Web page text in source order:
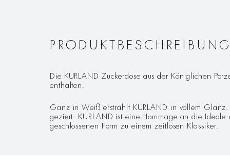
PRODUKTBESCHREIBUNG
Die KURLAND Zuckerdose aus der Königlichen
enthalten.
Ganz in Weiß erstrahlt KURLAND in vollem
geziert. KURLAND ist eine Hommage an die
geschlossenen Form zu einem zeitlosen Klassiker.